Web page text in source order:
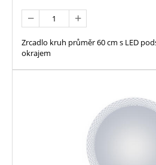
Zrcadlo kruh průměr 60 cm s LED
okrajem